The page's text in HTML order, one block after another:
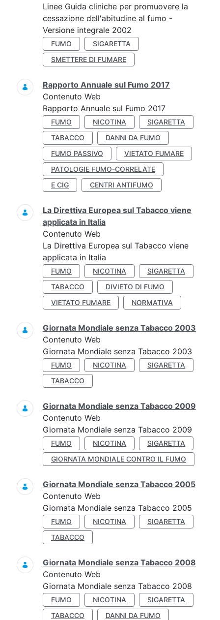
Linee Guida cliniche per promuovere la
cessazione dell'abitudine al fumo -
Versione integrale 2002
FUMO
SIGARETTA
SMETTERE DI FUMARE
Rapporto Annuale sul Fumo 2017
Contenuto Web
Rapporto Annuale sul Fumo 2017
FUMO NICOTINA
SIGARETTA
TABACCO
DANNI DA FUMO
FUMO PASSIVO
VIETATO FUMARE
PATOLOGIE FUMO-CORRELATE
E CIG
CENTRI ANTIFUMO
La Direttiva Europea sul Tabacco viene
applicata in Italia
Contenuto Web
La Direttiva Europea sul Tabacco viene
applicata in Italia
FUMO NICOTINA
SIGARETTA
TABACCO
DIVIETO DI FUMO
VIETATO FUMARE
NORMATIVA
Giornata Mondiale senza Tabacco 2003
Contenuto Web
Giornata Mondiale senza Tabacco 2003
FUMO NICOTINA
SIGARETTA
TABACCO
Giornata Mondiale senza Tabacco 2009
Contenuto Web
Giornata Mondiale senza Tabacco 2009
FUMO NICOTINA
SIGARETTA
GIORNATA MONDIALE CONTRO IL FUMO
Giornata Mondiale senza Tabacco 2005
Contenuto Web
Giornata Mondiale senza Tabacco 2005
FUMO NICOTINA
SIGARETTA
TABACCO
Giornata Mondiale senza Tabacco 2008
Contenuto Web
Giornata Mondiale senza Tabacco 2008
FUMO NICOTINA
SIGARETTA
TABACCO
DANNI DA FUMO